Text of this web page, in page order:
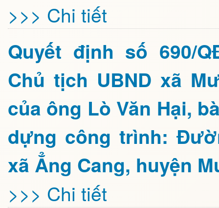
>>> Chi tiết
Quyết định số 690/
Chủ tịch UBND xã
của ông Lò Văn Hại,
dựng công trình:
xã Ẳng Cang, huyện
>>> Chi tiết